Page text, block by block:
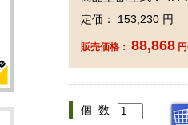
定価： 153,230 円
販売価格： 88,868
個 数